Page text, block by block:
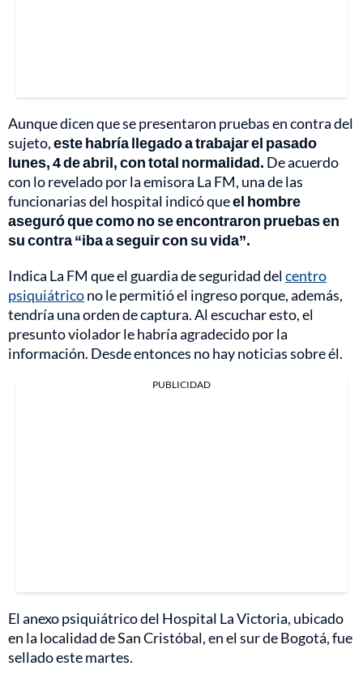
Aunque dicen que se presentaron pruebas en contra del
sujeto,este habría llegado a trabajar el pasado
lunes, 4 de abril, con total normalidad. De acuerdo
con lo revelado por la emisora La FM, una de las
funcionarias del hospital indicó queel hombre
aseguró que como no se encontraron pruebas en
su contra “iba a seguir con su vida”.
Indica La FM que el guardia de seguridad delcentro
psiquiátricono le permitió el ingreso porque, además,
tendría una orden de captura. Al escuchar esto, el
presunto violador le habría agradecido por la
información. Desde entonces no hay noticias sobre él.
PUBLICIDAD
El anexo psiquiátrico del Hospital La Victoria, ubicado
en la localidad de San Cristóbal, en el sur de Bogotá, fue
sellado este martes.